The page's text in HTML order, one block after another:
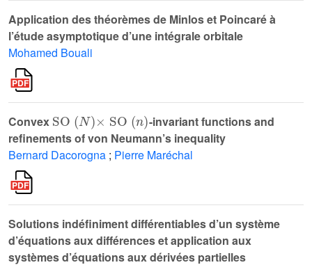
Application des théorèmes de Minlos et Poincaré à
l’étude asymptotique d’une intégrale orbitale
Mohamed Bouali
Convex
N ×
-invariant functions and
refinements of von Neumann’s inequality
Bernard Dacorogna ; Pierre Maréchal
Solutions indéfiniment différentiables d’un système
d’équations aux différences et application aux
systèmes d’équations aux dérivées partielles